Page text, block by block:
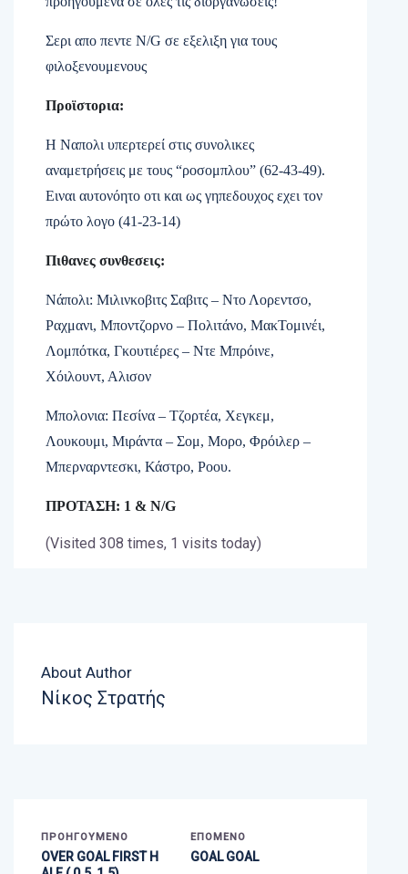
Σερι απο πεντε N/G σε εξελιξη για τους
φιλοξενουμενους
Προϊστορια:
Η Ναπολι υπερτερεί στις συνολικες
αναμετρήσεις με τους “ροσομπλου” (62-43-49).
Ειναι αυτονόητο οτι και ως γηπεδουχος εχει τον
πρώτο λογο (41-23-14)
Πιθανες συνθεσεις:
Νάπολι: Μιλινκοβιτς Σαβιτς – Ντο Λορεντσο,
Ραχμανι, Μποντζορνο – Πολιτάνο, ΜακΤομινέι,
Λομπότκα, Γκουτιέρες – Ντε Μπρόινε,
Χόιλουντ, Αλισον
Μπολονια: Πεσίνα – Τζορτέα, Χεγκεμ,
Λουκουμι, Μιράντα – Σομ, Μορο, Φρόιλερ –
Μπερναρντεσκι, Κάστρο, Ροου.
ΠΡΟΤΑΣΗ: 1 & N/G
(Visited 308 times, 1 visits today)
About Author
Νίκος Στρατής
ΠΡΟΗΓΟΎΜΕΝΟ
OVER GOAL FIRST H
ΕΠΌΜΕΝΟ
GOAL GOAL